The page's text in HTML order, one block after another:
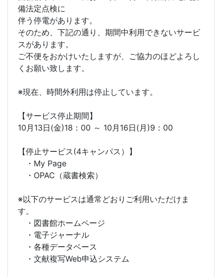
備法定点検に
伴う停電があります。
そのため、下記の通り、期間中利用できないサービ
スがあります。
ご不便をおかけいたしますが、ご協力のほどよろし
くお願い致します。
※現在、時間外利用は停止しています。
【サービス停止期間】
10月13日(金)18：00 ～ 10月16日(月)9：00
【停止サービス(4キャンパス）】
・My Page
・OPAC（蔵書検索）
※以下のサービスは通常どおりご利用いただけま
す。
・図書館ホームページ
・電子ジャーナル
・各種データベース
・文献複写Web申込システム